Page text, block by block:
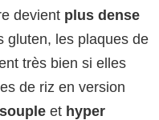
devient plus dense
gluten, les plaques de
très bien si elles
de riz en version
souple et hyper